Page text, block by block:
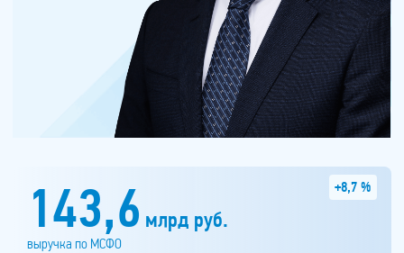
143,6 +8,7 %
млрд руб.
выручка по МСФО